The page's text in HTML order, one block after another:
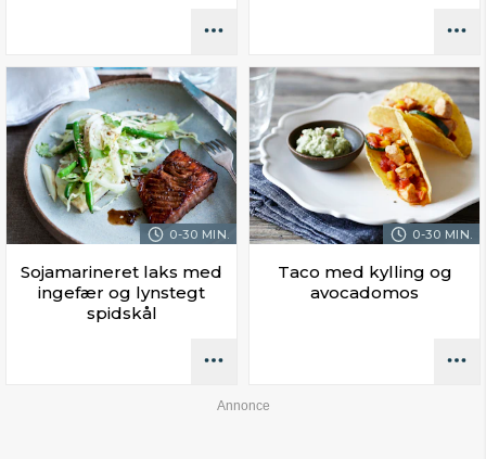
0-30 MIN.
Sojamarineret laks med
ingefær og lynstegt
spidskål
0-30 MIN.
Taco med kylling og
avocadomos